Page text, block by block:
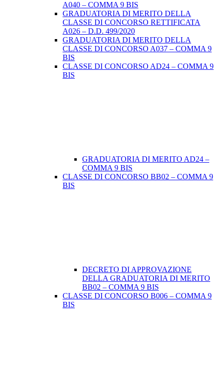
A040 – COMMA 9 BIS
GRADUATORIA DI MERITO DELLA
CLASSE DI CONCORSO RETTIFICATA
A026 – D.D. 499/2020
GRADUATORIA DI MERITO DELLA
CLASSE DI CONCORSO A037 – COMMA 9
BIS
CLASSE DI CONCORSO AD24 – COMMA 9
BIS
GRADUATORIA DI MERITO AD24 –
COMMA 9 BIS
CLASSE DI CONCORSO BB02 – COMMA 9
BIS
DECRETO DI APPROVAZIONE
DELLA GRADUATORIA DI MERITO
BB02 – COMMA 9 BIS
CLASSE DI CONCORSO B006 – COMMA 9
BIS